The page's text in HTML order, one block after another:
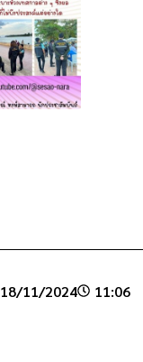
18/11/2024 11:06